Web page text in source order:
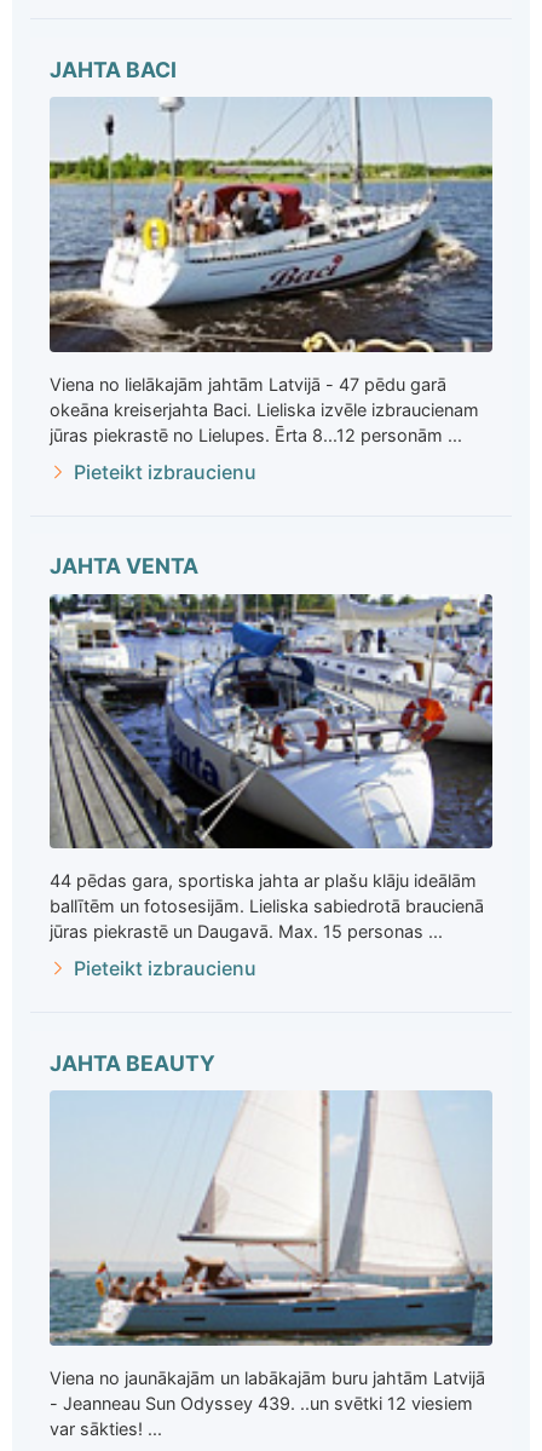
JAHTA BACI
Viena no lielākajām jahtām Latvijā - 47 pēdu garā
okeāna kreiserjahta Baci. Lieliska izvēle izbraucienam
jūras piekrastē no Lielupes. Ērta 8...12 personām ...
Pieteikt izbraucienu
JAHTA VENTA
44 pēdas gara, sportiska jahta ar plašu klāju ideālām
ballītēm un fotosesijām. Lieliska sabiedrotā braucienā
jūras piekrastē un Daugavā. Max. 15 personas ...
Pieteikt izbraucienu
JAHTA BEAUTY
Viena no jaunākajām un labākajām buru jahtām Latvijā
- Jeanneau Sun Odyssey 439. ..un svētki 12 viesiem
var sākties! ...